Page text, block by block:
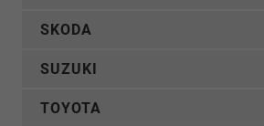
SKODA
SUZUKI
TOYOTA